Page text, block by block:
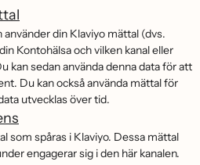
din Klaviyo mättal (dvs.
Kontohälsa och vilken kanal eller
kan sedan använda denna data för att
Du kan också använda mättal för
utvecklas över tid.
som spåras i Klaviyo. Dessa mättal
engagerar sig i den här kanalen.